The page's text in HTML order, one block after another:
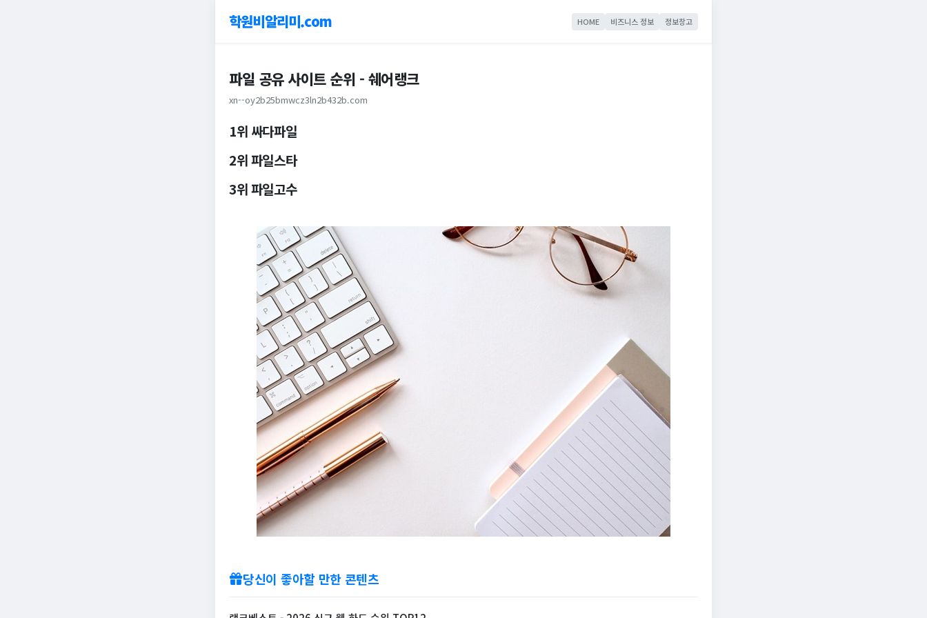
학원비알리미.com HOME 비즈니스 정보 정보창고
파일 공유 사이트 순위 - 쉐어랭크
xn--oy2b25bmwcz3ln2b432b.com
1위 싸다파일
2위 파일스타
3위 파일고수
당신이 좋아할 만한 콘텐츠